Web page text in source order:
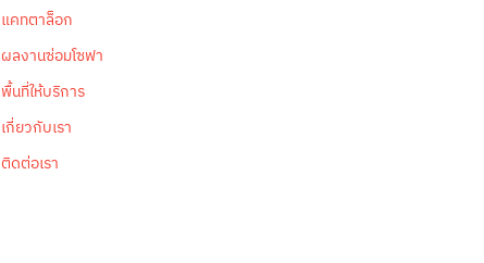
แคทตาล็อก
ผลงานซ่อมโซฟา
พื้นที่ให้บริการ
เกี่ยวกับเรา
ติดต่อเรา